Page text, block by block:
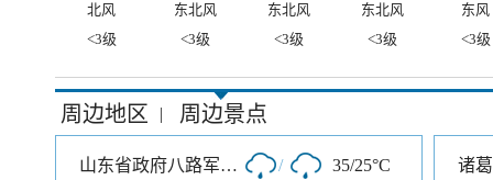
北风 东北风 东北风 东北风
东风
<3级
<3级 <3级 <3级 <3级
周边地区 | 周边景点
山东省政府八路军115师司令部旧址 / 35/25°C 诸